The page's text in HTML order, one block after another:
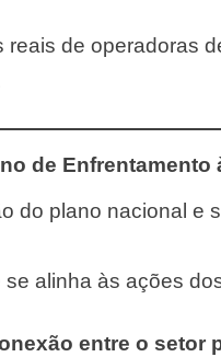
reais de operadoras
de
do plano nacional e
se alinha às ações
entre o setor